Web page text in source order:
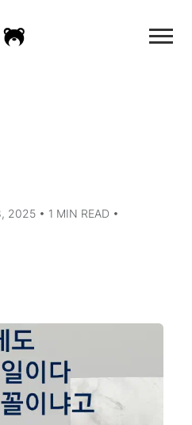
2025 • 1 MIN READ •